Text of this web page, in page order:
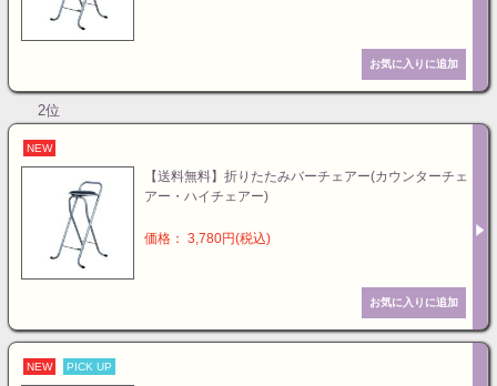
2位
NEW
【送料無料】折りたたみバーチェアー(カウンターチェ
アー・ハイチェアー)
価格： 3,780円(税込)
NEW PICK UP